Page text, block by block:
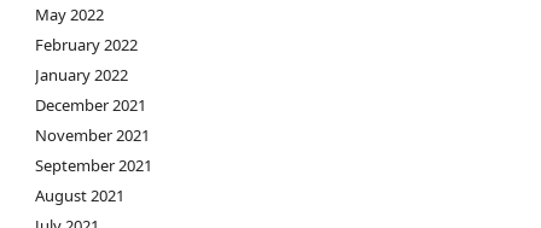
May 2022
February 2022
January 2022
December 2021
November 2021
September 2021
August 2021